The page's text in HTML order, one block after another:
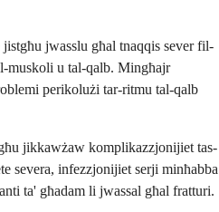
jwasslu għal tnaqqis sever fil-
muskoli u tal-qalb. Mingħajr
perikolużi tar-ritmu tal-qalb
jikkawżaw komplikazzjonijiet tas-
severa, infezzjonijiet serji minħabba
ta' għadam li jwassal għal fratturi.